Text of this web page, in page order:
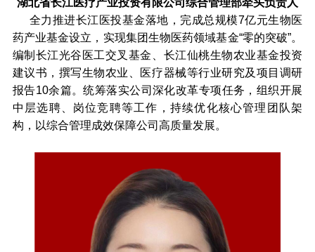
湖北省长江医疗产业投资有限公司综合管理部牵头负责人
全力推进长江医投基金落地，完成总规模7亿元生物医
药产业基金设立，实现集团生物医药领域基金“零的突破”。
编制长江光谷医工交叉基金、长江仙桃生物农业基金投资
建议书，撰写生物农业、医疗器械等行业研究及项目调研
报告10余篇。统筹落实公司深化改革专项任务，组织开展
中层选聘、岗位竞聘等工作，持续优化核心管理团队架
构，以综合管理成效保障公司高质量发展。